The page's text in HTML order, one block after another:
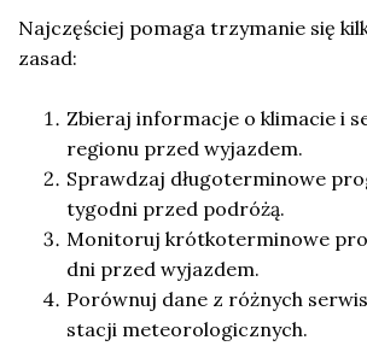
Najczęściej pomaga trzymanie się
zasad:
Zbieraj informacje o klimacie i
regionu przed wyjazdem.
Sprawdzaj długoterminowe
tygodni przed podróżą.
Monitoruj krótkoterminowe
dni przed wyjazdem.
Porównuj dane z różnych
stacji meteorologicznych.